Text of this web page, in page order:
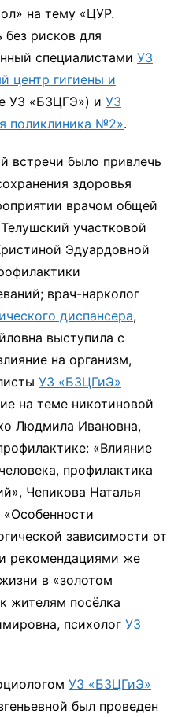
на тему «ЦУР.
рисков для
специалистами УЗ
центр гигиены и
УЗ «БЗЦГЭ») и УЗ
поликлиника №2».
встречи было привлечь
здоровья
врачом общей
участковой
Эдуардовной
врач-нарколог
диспансера,
выступила с
на организм,
УЗ «БЗЦГиЭ»
на теме никотиновой
Людмила Ивановна,
«Влияние
профилактика
Чепикова Наталья
зависимости от
рекомендациями же
в «золотом
жителям посёлка
психолог УЗ
УЗ «БЗЦГиЭ»
был проведен